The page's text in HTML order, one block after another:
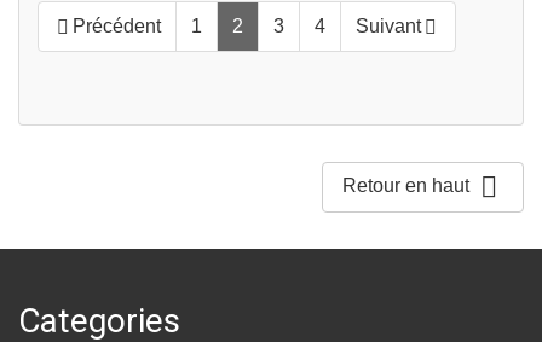
 Précédent 1 2 3 4 Suivant 
Retour en haut 
Categories